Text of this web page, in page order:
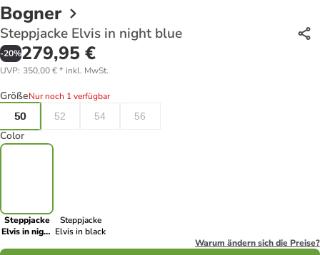
Bogner
Steppjacke Elvis in night blue
-20%279,95 €
UVP: 350,00 €* inkl. MwSt.
GrößeNur noch 1 verfügbar
50
52 54 56
Color
Steppjacke
Elvis in night
Steppjacke
Elvis in black
Warum ändern sich die Preise?